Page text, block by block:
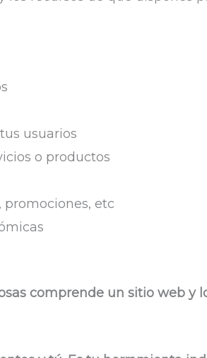
usuarios
o productos
promociones, etc
comprende un sitio web y